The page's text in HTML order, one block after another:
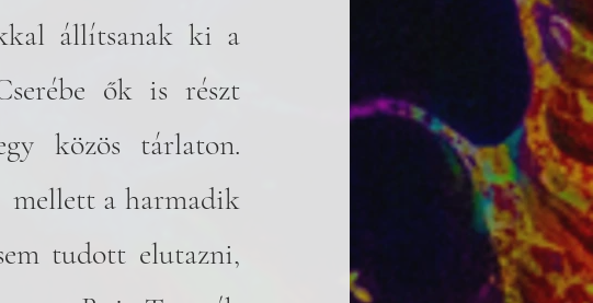
állítsanak ki a
ők is részt
közös tárlaton.
mellett a harmadik
tudott elutazni,